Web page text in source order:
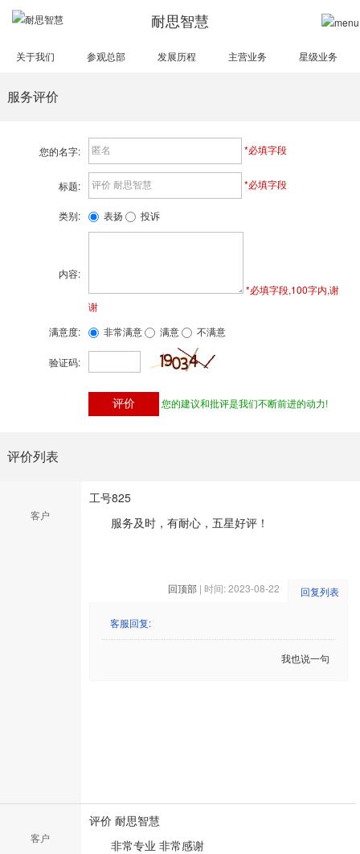
耐思智慧
关于我们 参观总部 发展历程 主营业务 星级业务
服务评价
您的名字: *必填字段
标题: *必填字段
类别: 表扬 投诉
内容:
*必填字段,100字内,谢
谢
满意度:
非常满意 满意 不满意
验证码:
您的建议和批评是我们不断前进的动力!
评价列表
客户
工号825
服务及时，有耐心，五星好评！
回顶部 | 时间: 2023-08-22 回复列表
客服回复:
我也说一句
客户
评价 耐思智慧
非常专业 非常感谢